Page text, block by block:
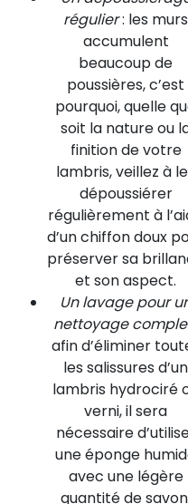
régulier: les murs
accumulent
beaucoup de
poussières, c’est
pourquoi, quelle
soit la nature ou
finition de votre
lambris, veillez à
dépoussiérer
régulièrement à
d’un chiffon doux
préserver sa
et son aspect.
Un lavage pour
nettoyage
afin d’éliminer
les salissures d’un
lambris hydrociré
verni, il sera
nécessaire
une éponge
avec une légère
quantité de